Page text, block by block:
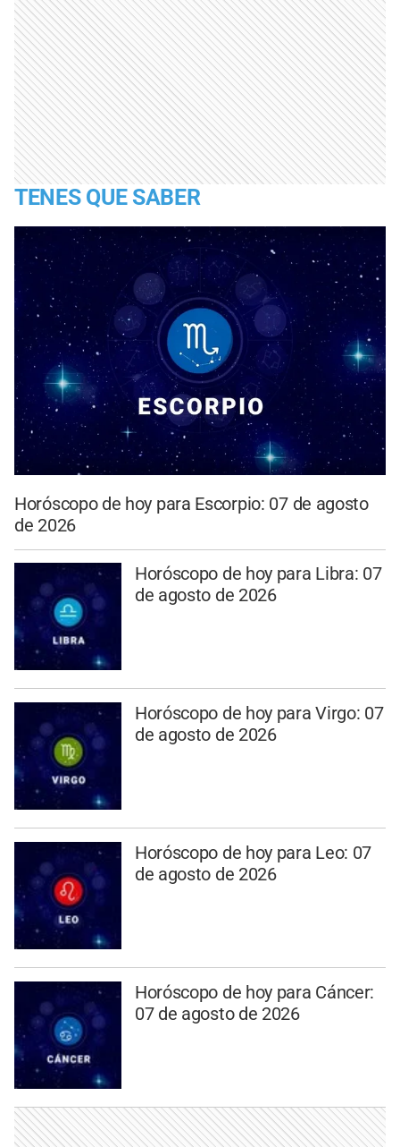
TENES QUE SABER
Horóscopo de hoy para Escorpio: 07 de agosto
de 2026
Horóscopo de hoy para Libra: 07
de agosto de 2026
Horóscopo de hoy para Virgo: 07
de agosto de 2026
Horóscopo de hoy para Leo: 07
de agosto de 2026
Horóscopo de hoy para Cáncer:
07 de agosto de 2026